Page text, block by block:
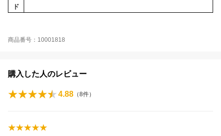
ド
商品番号：10001818
購入した人のレビュー
4.88 （8件）